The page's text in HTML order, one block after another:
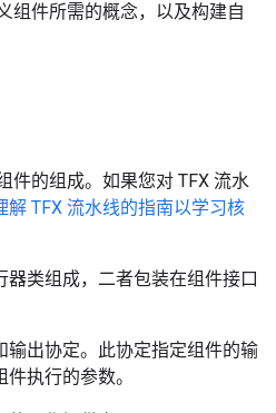
组件所需的概念，以及构建自
件的组成。如果您对 TFX 流水
解 TFX 流水线的指南以学习核
器类组成，二者包装在组件接口
输出协定。此协定指定组件的输
执行的参数。